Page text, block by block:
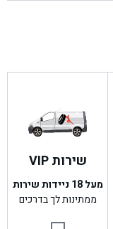
שירות VIP
מעל 18 ניידות שירות
ממתינות לך בדרכים